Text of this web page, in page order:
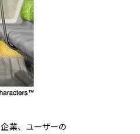
業、ユーザーの